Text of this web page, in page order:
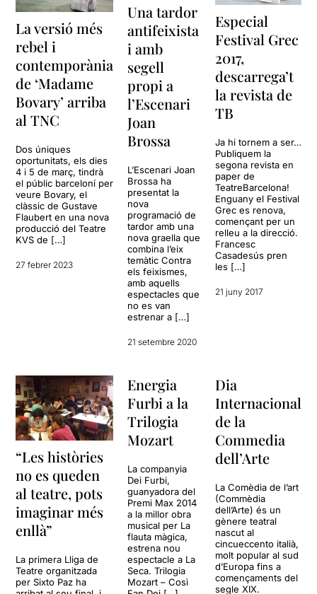
La versió més
rebel i
contemporània
de ‘Madame
Bovary’ arriba
al TNC
Dos úniques
oportunitats, els dies
4 i 5 de març, tindrà
el públic barceloní per
veure Bovary, el
clàssic de Gustave
Flaubert en una nova
producció del Teatre
KVS de […]
27 febrer 2023
Una tardor
antifeixista
i amb
segell
propi a
l’Escenari
Joan
Brossa
L’Escenari Joan
Brossa ha
presentat la
nova
programació de
tardor amb una
nova graella que
combina l’eix
temàtic Contra
els feixismes,
amb aquells
espectacles que
no es van
estrenar a […]
21 setembre 2020
Especial
Festival Grec
2017,
descarrega’t
la revista de
TB
Ja hi tornem a ser…
Publiquem la
segona revista en
paper de
TeatreBarcelona!
Enguany el Festival
Grec es renova,
començant per un
relleu a la direcció.
Francesc
Casadesús pren
les […]
21 juny 2017
“Les històries
no es queden
al teatre, pots
imaginar més
enllà”
La primera Lliga de
Teatre organitzada
per Sixto Paz ha
Energia
Furbi a la
Trilogia
Mozart
La companyia
Dei Furbi,
guanyadora del
Premi Max 2014
a la millor obra
musical per La
flauta màgica,
estrena nou
espectacle a La
Seca. Trilogia
Mozart – Così
Dia
Internacional
de la
Commedia
dell’Arte
La Comèdia de l’art
(Commèdia
dell’Arte) és un
gènere teatral
nascut al
cincueccento italià,
molt popular al sud
d’Europa fins a
començaments del
segle XIX.